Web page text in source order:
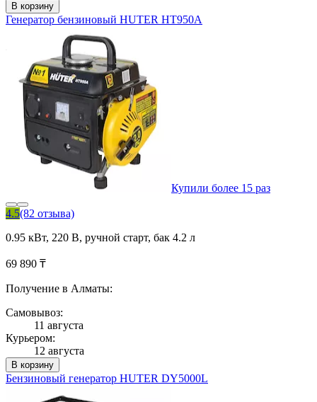
В корзину
Генератор бензиновый HUTER HT950A
Купили более 15 раз
4.5(82 отзыва)
0.95 кВт, 220 В, ручной старт, бак 4.2 л
69 890 ₸
Получение в Алматы:
Самовывоз:
11 августа
Курьером:
12 августа
В корзину
Бензиновый генератор HUTER DY5000L